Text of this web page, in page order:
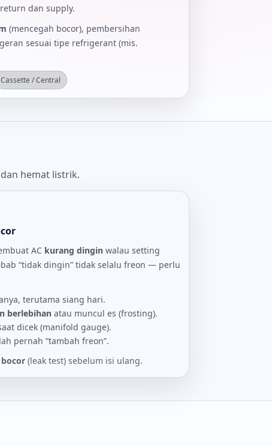
dan supply.
(mencegah bocor), pembersihan
sesuai tipe refrigerant (mis.
Cassette / Central
hemat listrik.
AC kurang dingin walau setting
“tidak dingin” tidak selalu freon — perlu
terutama siang hari.
berlebihan atau muncul es (frosting).
dicek (manifold gauge).
pernah “tambah freon”.
(leak test) sebelum isi ulang.